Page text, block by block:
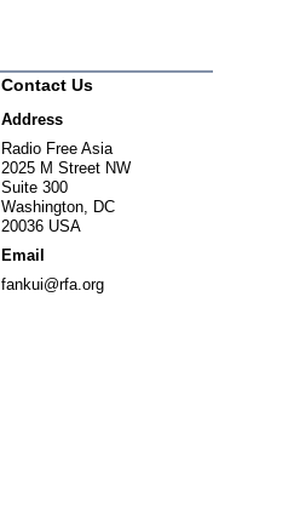
Contact Us
Address
Radio Free Asia
2025 M Street NW
Suite 300
Washington, DC
20036 USA
Email
fankui@rfa.org